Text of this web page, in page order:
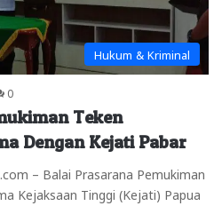
Hukum & Kriminal
0
Teken
Dengan Kejati Pabar
– Balai Prasarana Pemukiman
Kejaksaan Tinggi (Kejati) Papua